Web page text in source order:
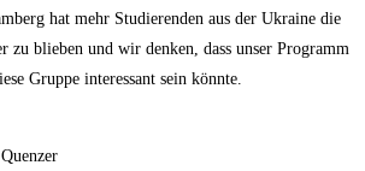
hat mehr Stu­die­ren­den aus der Ukrai­ne die
zu blie­ben und wir den­ken, dass unser Pro­gramm
Grup­pe inter­es­sant sein könnte.